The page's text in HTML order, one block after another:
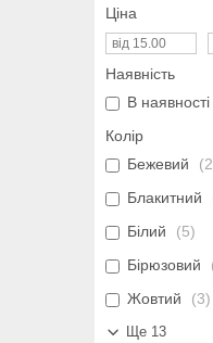
Ціна
Наявність
В наявності
Колір
Бежевий
2
Блакитний
Білий
5
Бірюзовий
Жовтий
3
Ще 13